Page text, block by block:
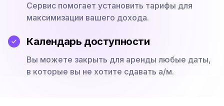
Сервис помогает установить тарифы для
максимизации вашего дохода.
Календарь доступности
Вы можете закрыть для аренды любые даты,
в которые вы не хотите сдавать а/м.